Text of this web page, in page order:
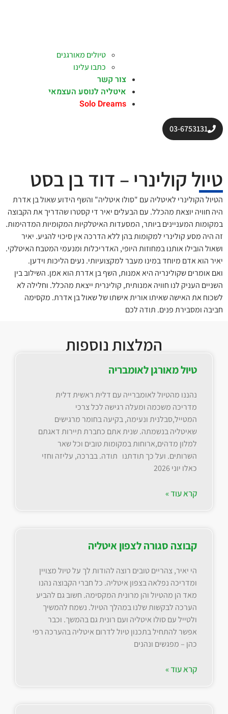
03-6753131
טיולים מאורגנים
כתבו עלינו
צור קשר
איטליה לנוסע העצמאי
Solo Dreams
טיול קולינרי – דוד בן בסט
הטיול הקולינרי לאיטליה עם "סולו איטליה" והשף הידוע שאול בן אדרת
היה חוויה יוצאת מהכלל. עם הבעלים יאיר די קסטרו שהדריך את הקבוצה
במקומות המעניינים ביותר, המסעדות האיטלקיות המקומיות המדהימות.
זה היה מסע קולינרי למקומות בהן ללא הדרכה אין סיכוי להגיע. יאיר
ושאול הובילו אותנו במחוזות היופי, האדריכלות ומנעמי המטבח האיטלקי.
יאיר הוא אדם מיוחד במינו מעבר למקצועיותי. נעים הליכות וידען.
ואם אומרים שקולינריה היא אמנות, השף בן אדרת הוא אמן. השילוב בין
השניים העניק לנו חוויה אמנותית, קולינרית ייצאת מהכלל. וחלילה לא
לשכוח את האישה שאיתו אורית אישתו של שאול בן אדרת. מקסימה
חביבה ומסבירת פנים. תודה לכם
המלצות נוספות
טיול מאורגן לאומבריה
נהננו מהטיול לאומברייה עם דלית ראשית דלית
מדריכה משכמה ומעלה רגישה לכל צרכי
המטייל,סבלנית ונעימה, בקיעה בחומר מרגישים
שאיטליה בנשמתה. שנית אתם כחברת תיירות דאגתם
למלון מדהים,ארוחות במקומות טובים וכל שאר
השרותים. ועל כך תודתנו תודה. בברכה, עליזה וחזי
כאלו יוני 2026
קרא עוד »
קבוצה סגורה לצפון איטליה
הי יאיר, צהריים טובים רוצה להודות לך על טיול מצויין
ומדריכה נפלאה בצפון איטליה. כל חברי הקבוצה נהנו
מאד הן מהטיול והן מרונית המקסימה. חשוב גם להביע
הערכה לבקשות שלנו במהלך הטיול. נשמח להמשיך
ולטייל עם סולו איטליה ועם רונית גם בהמשך. וכבר
אפשר להתחיל בתכנון טיול לדרום איטליה בהערכה רפי
כהן – מפגשים ונהנים
קרא עוד »